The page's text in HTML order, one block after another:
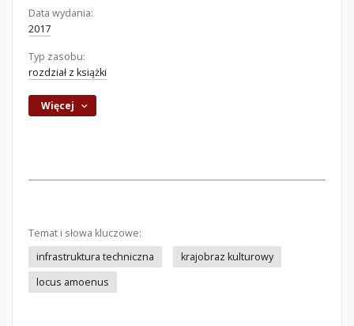
Data wydania:
2017
Typ zasobu:
rozdział z książki
Więcej
Temat i słowa kluczowe:
infrastruktura techniczna
krajobraz kulturowy
locus amoenus